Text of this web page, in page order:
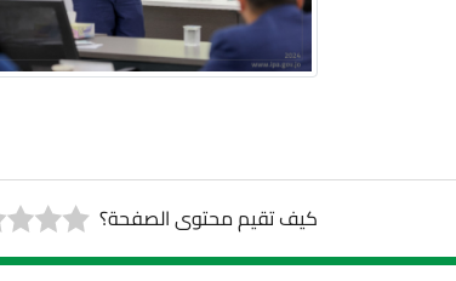
كيف تقيم محتوى الصفحة؟